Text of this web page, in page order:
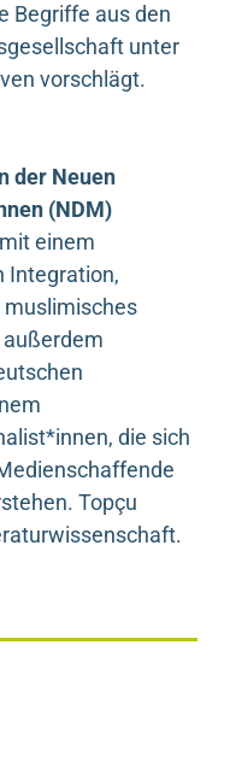
Begriffe aus den
unter
vorschlägt.
der Neuen
(NDM)
einem
Integration,
muslimisches
außerdem
die sich
Topçu